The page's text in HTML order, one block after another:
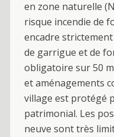
en zone naturelle
risque incendie de
encadre
de garrigue et de
obligatoire sur 50
et aménagements
village est protégé
patrimonial. Les
neuve sont très